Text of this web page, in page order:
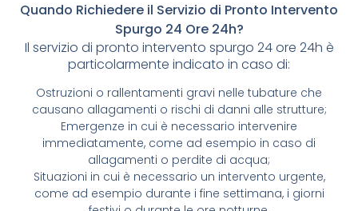
Quando Richiedere il Servizio di Pronto Intervento
Spurgo 24 Ore 24h?
Il servizio di pronto intervento spurgo 24 ore 24h è
particolarmente indicato in caso di:
Ostruzioni o rallentamenti gravi nelle tubature che
causano allagamenti o rischi di danni alle strutture;
Emergenze in cui è necessario intervenire
immediatamente, come ad esempio in caso di
allagamenti o perdite di acqua;
Situazioni in cui è necessario un intervento urgente,
come ad esempio durante i fine settimana, i giorni